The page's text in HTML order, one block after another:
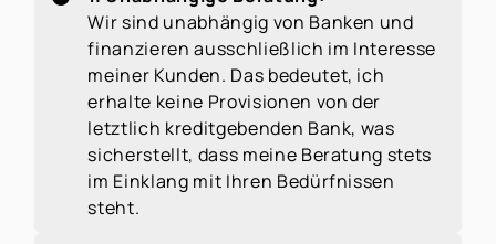
Wir sind unabhängig von Banken und
finanzieren ausschließlich im Interesse
meiner Kunden. Das bedeutet, ich
erhalte keine Provisionen von der
letztlich kreditgebenden Bank, was
sicherstellt, dass meine Beratung stets
im Einklang mit Ihren Bedürfnissen
steht.